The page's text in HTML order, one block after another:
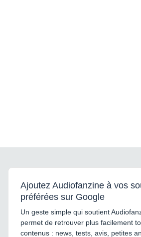
Ajoutez Audiofanzine à vos
préférées sur Google
Un geste simple qui soutient
permet de retrouver plus facilement
contenus : news, tests, avis, petites